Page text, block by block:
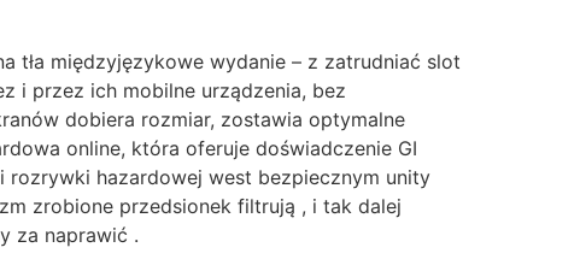
tła międzyjęzykowe wydanie – z zatrudniać slot
i przez ich mobilne urządzenia, bez
dobiera rozmiar, zostawia optymalne
online, która oferuje doświadczenie GI
rozrywki hazardowej west bezpiecznym unity
zrobione przedsionek filtrują , i tak dalej
za naprawić .